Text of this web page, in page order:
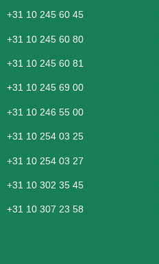
+31 10 245 60 45
+31 10 245 60 80
+31 10 245 60 81
+31 10 245 69 00
+31 10 246 55 00
+31 10 254 03 25
+31 10 254 03 27
+31 10 302 35 45
+31 10 307 23 58